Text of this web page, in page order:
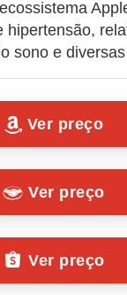
hipertensão,
sono e
Ver preço
Ver preço
Ver preço